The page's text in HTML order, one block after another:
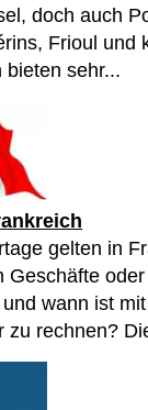
doch auch
Frioul und
bieten sehr...
gelten in
Geschäfte
wann ist
zu rechnen?